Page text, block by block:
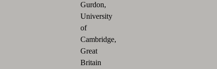
Gurdon,
University
of
Cambridge,
Great
Britain